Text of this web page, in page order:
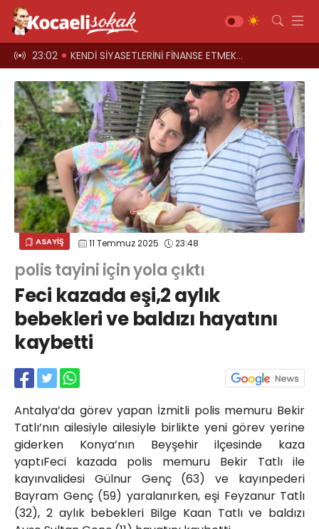
oyun 23:02 KENDİ SİYASETLERİNİ FİNANSE ETMEK İÇİN KOCAELİ'Yİ HARCIYORLAR
ASAYİŞ 11 Temmuz 2025 23:48
polis tayini için yola çıktı
Feci kazada eşi,2 aylık
bebekleri ve baldızı hayatını
kaybetti
Antalya’da görev yapan İzmitli polis memuru Bekir
Tatlı’nın ailesiyle ailesiyle birlikte yeni görev yerine
giderken Konya’nın Beyşehir ilçesinde kaza
yaptıFeci kazada polis memuru Bekir Tatlı ile
kayınvalidesi Gülnur Genç (63) ve kayınpederi
Bayram Genç (59) yaralanırken, eşi Feyzanur Tatlı
(32), 2 aylık bebekleri Bilge Kaan Tatlı ve baldızı
Siyaset
Asayiş
Ekonomi
Sağlık
Magazin
Spor
Diğer
Teknoloji
Kültür-Sanat
Röportajlar
Web TV Galeri Yazarlar
kocaelisokak@gmail.com